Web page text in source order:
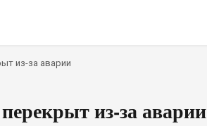
из-за аварии
из-за аварии